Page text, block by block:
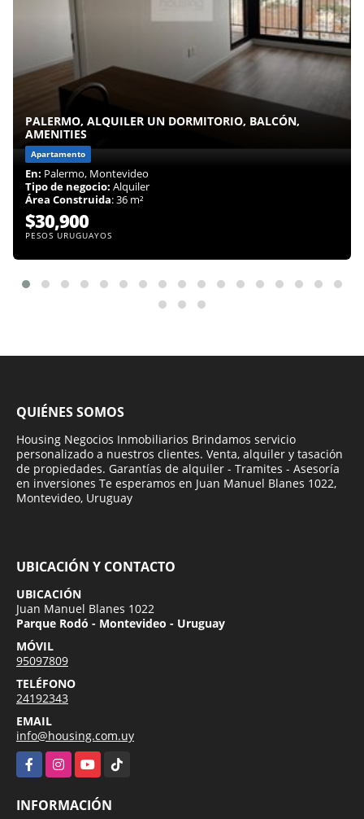
PALERMO, ALQUILER UN DORMITORIO, BALCÓN,
AMENITIES
Apartamento
En: Palermo, Montevideo
Tipo de negocio: Alquiler
Área Construida: 36 m²
$30,900
PESOS URUGUAYOS
QUIÉNES SOMOS
Housing Negocios Inmobiliarios Brindamos servicio
personalizado a nuestros clientes. Venta, alquiler y tasación
de propiedades. Garantías de alquiler - Tramites - Asesoría
en inversiones Te esperamos en Juan Manuel Blanes 1022,
Montevideo, Uruguay
UBICACIÓN Y CONTACTO
UBICACIÓN
Juan Manuel Blanes 1022
Parque Rodó - Montevideo - Uruguay
MÓVIL
95097809
TELÉFONO
24192343
EMAIL
info@housing.com.uy
FacebookInstagramYouTubeTikTok
INFORMACIÓN